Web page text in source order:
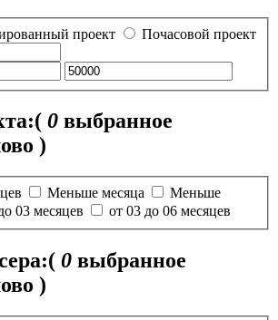
проект Почасовой проект
( 0 выбранное
)
Меньше месяца
Меньше
03 месяцев от 03 до 06 месяцев
( 0 выбранное
)